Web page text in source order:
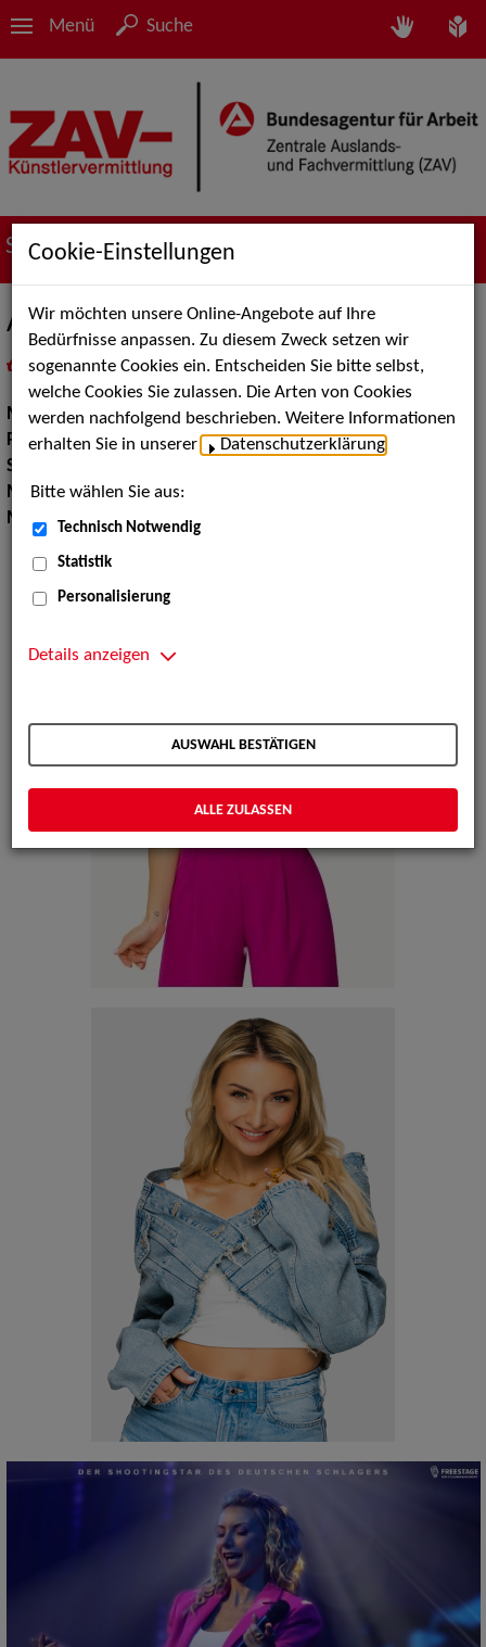
Menü Suche
Suche nach Künstler*innen
Anna-Carina Woitschack
als PDF speichern
inMeine Merklistelegen
Musik:Pop, Rock & Tanzmusik
Pop Rock Tanzmusik:Deutscher Pop Rock Schlager
Show:
Moderation:Moderator / Moderatorin
Musik Shows:Sänger / Sängerin
Cookie-Einstellungen
Wir möchten unsere Online-Angebote auf Ihre
Bedürfnisse anpassen. Zu diesem Zweck setzen wir
sogenannte Cookies ein. Entscheiden Sie bitte selbst,
welche Cookies Sie zulassen. Die Arten von Cookies
werden nachfolgend beschrieben. Weitere Informationen
erhalten Sie in unserer
Datenschutzerklärung
Bitte wählen Sie aus:
Technisch Notwendig
Statistik
Personalisierung
Details anzeigen
AUSWAHL BESTÄTIGEN
ALLE ZULASSEN